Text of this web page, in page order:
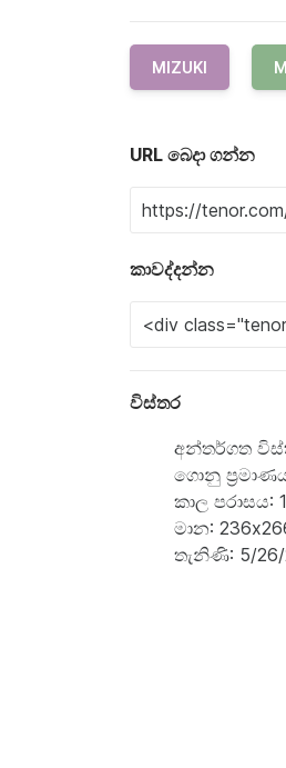
MIZUKI
URL බෙදා ගන්න
කාවද්දන්න
විස්තර
අන්තර්ගත
ගොනු
කාල පරාසය:
මාන:
තැනිණි: 5/26/